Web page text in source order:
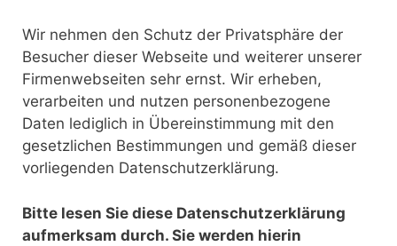
Wir nehmen den Schutz der Privatsphäre der
Besucher dieser Webseite und weiterer unserer
Firmenwebseiten sehr ernst. Wir erheben,
verarbeiten und nutzen personenbezogene
Daten lediglich in Übereinstimmung mit den
gesetzlichen Bestimmungen und gemäß dieser
vorliegenden Datenschutzerklärung.
Bitte lesen Sie diese Datenschutzerklärung
aufmerksam durch. Sie werden hierin